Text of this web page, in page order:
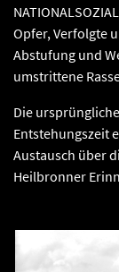
Opfer, Verfolgte
Abstufung und
umstrittene
Die
Entstehungszeit
Austausch über
Heilbronner